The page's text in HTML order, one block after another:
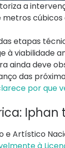
a
etapas
à viabilidade
ainda deve
das
por que
e Artístico